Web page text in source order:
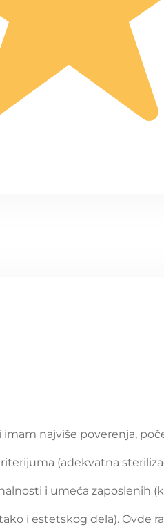
imam najviše poverenja,
(adekvatna
i umeća zaposlenih
i estetskog dela). Ovde